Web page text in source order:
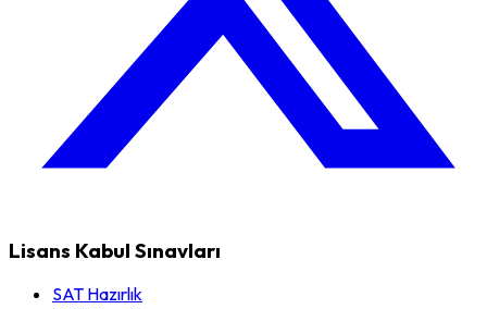
Lisans Kabul Sınavları
SAT Hazırlık